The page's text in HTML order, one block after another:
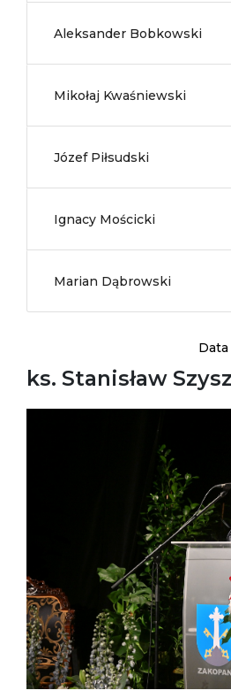
Aleksander Bobkowski
Mikołaj Kwaśniewski
Józef Piłsudski
Ignacy Mościcki
Marian Dąbrowski
ks. Stanisław